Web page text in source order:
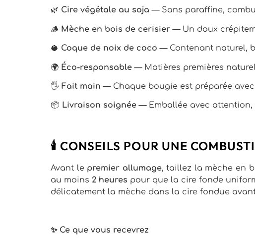
🌿 Cire végétale au soja — Sans paraffine,
🪵 Mèche en bois de cerisier — Un doux
🥥 Coque de noix de coco — Contenant naturel,
🌍 Éco-responsable — Matières premières
🖐 Fait main — Chaque bougie est préparée
📦 Livraison soignée — Emballée avec attention,
🕯️ CONSEILS POUR UNE
Avant le premier allumage, taillez la mèche en
au moins 2 heures pour que la cire fonde
délicatement la mèche dans la cire fondue
✨ Ce que vous recevrez